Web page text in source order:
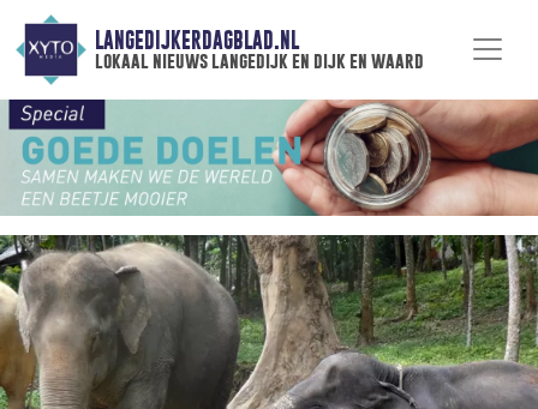
LANGEDIJKERDAGBLAD.NL
lokaal nieuws langedijk en dijk en waard